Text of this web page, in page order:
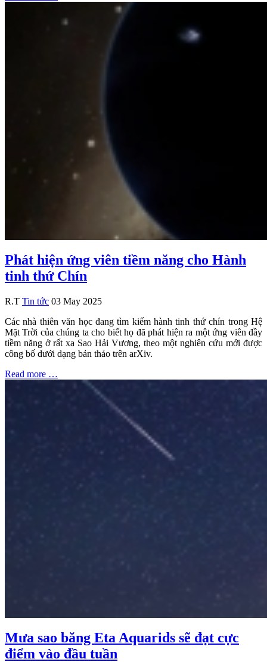
Phát hiện ứng viên tiềm năng cho Hành
tinh thứ Chín
R.T Tin tức 03 May 2025
Các nhà thiên văn học đang tìm kiếm hành tinh thứ chín trong Hệ
Mặt Trời của chúng ta cho biết họ đã phát hiện ra một ứng viên đầy
tiềm năng ở rất xa Sao Hải Vương, theo một nghiên cứu mới được
công bố dưới dạng bản thảo trên arXiv.
Read more …
Mưa sao băng Eta Aquarids sẽ đạt cực
điểm vào đầu tuần